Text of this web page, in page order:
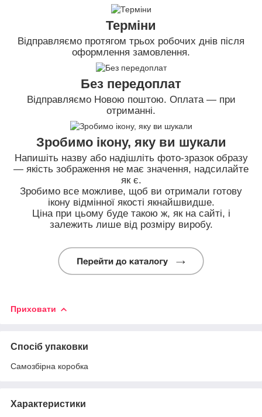
Терміни
Відправляємо протягом трьох робочих днів після
оформлення замовлення.
Без передоплат
Відправляємо Новою поштою. Оплата — при
отриманні.
Зробимо ікону, яку ви шукали
Напишіть назву або надішліть фото-зразок образу
— якість зображення не має значення, надсилайте
як є.
Зробимо все можливе, щоб ви отримали готову
ікону відмінної якості якнайшвидше.
Ціна при цьому буде такою ж, як на сайті, і
залежить лише від розміру виробу.
Приховати
Спосіб упаковки
Самозбірна коробка
Характеристики